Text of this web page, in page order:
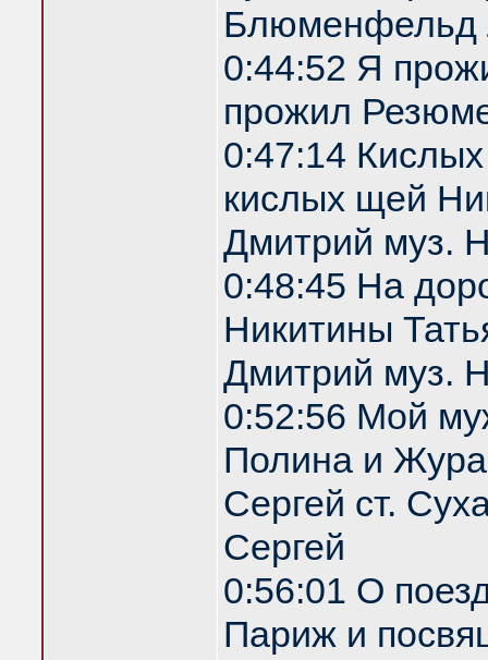
Блюменфельд
0:44:52 Я
прожил
0:47:14
кислых щей
Дмитрий муз.
0:48:45 На
Никитины
Дмитрий муз.
0:52:56 Мой
Полина и
Сергей ст.
Сергей
0:56:01 О
Париж и